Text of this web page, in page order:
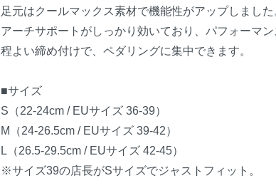
足元はクールマックス素材で機能性がアップしました
アーチサポートがしっかり効いており、パフォーマン
程よい締め付けで、ペダリングに集中できます。
■サイズ
S（22-24cm / EUサイズ 36-39）
M（24-26.5cm / EUサイズ 39-42）
L（26.5-29.5cm / EUサイズ 42-45）
※サイズ39の店長がSサイズでジャストフィット。